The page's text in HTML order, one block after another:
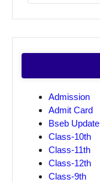
Admission
Admit Card
Bseb Update
Class-10th
Class-11th
Class-12th
Class-9th